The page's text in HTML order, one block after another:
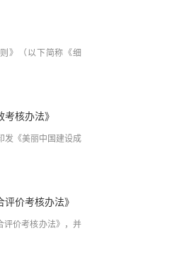
》（以下简称《细
核办法》
《美丽中国建设成
价考核办法》
评价考核办法》，并